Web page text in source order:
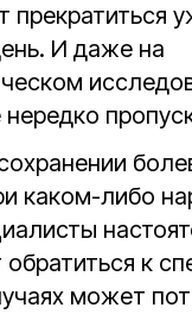
прекратиться
И даже на
каком-либо
к
может